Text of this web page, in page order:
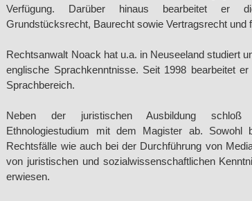
Verfügung. Darüber hinaus bearbeitet er
Grundstücksrecht, Baurecht sowie Vertragsrecht und
Rechtsanwalt Noack hat u.a. in Neuseeland studiert
englische Sprachkenntnisse. Seit 1998 bearbeitet
Sprachbereich.
Neben der juristischen Ausbildung schloß
Ethnologiestudium mit dem Magister ab. Sowohl
Rechtsfälle wie auch bei der Durchführung von
von juristischen und sozialwissenschaftlichen
erwiesen.